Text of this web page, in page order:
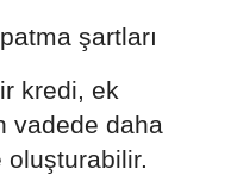
şartları
kredi, ek
vadede daha